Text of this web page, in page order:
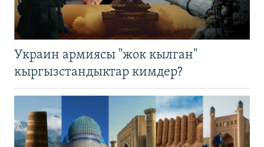
Украин армиясы "жок кылган"
кыргызстандыктар кимдер?